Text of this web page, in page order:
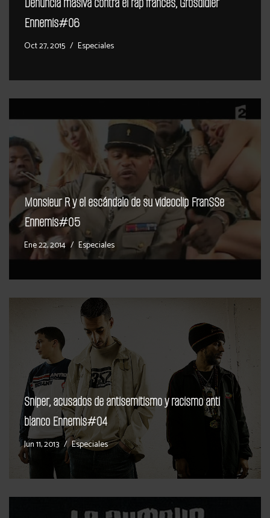
Ennemis#06
Oct 27, 2015 Especiales
Monsieur R y el escándalo de su videoclip FranSSe
Ennemis#05
Ene 22, 2014 Especiales
Sniper, acusados de antisemitismo y racismo anti
blanco Ennemis#04
Jun 11, 2013 Especiales